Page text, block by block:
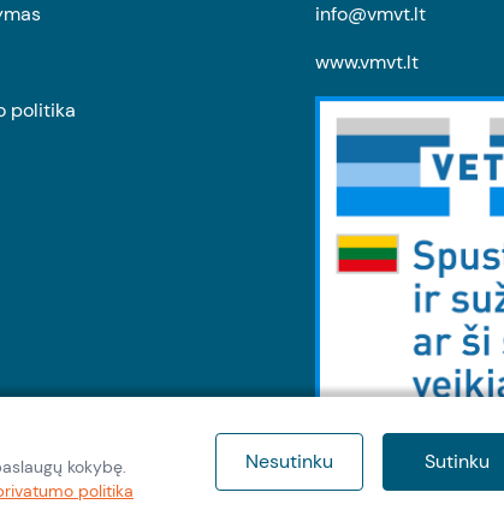
kokybę.
politika
Nesutinku Sutinku
politika
info@vmvt.lt
www.vmvt.lt